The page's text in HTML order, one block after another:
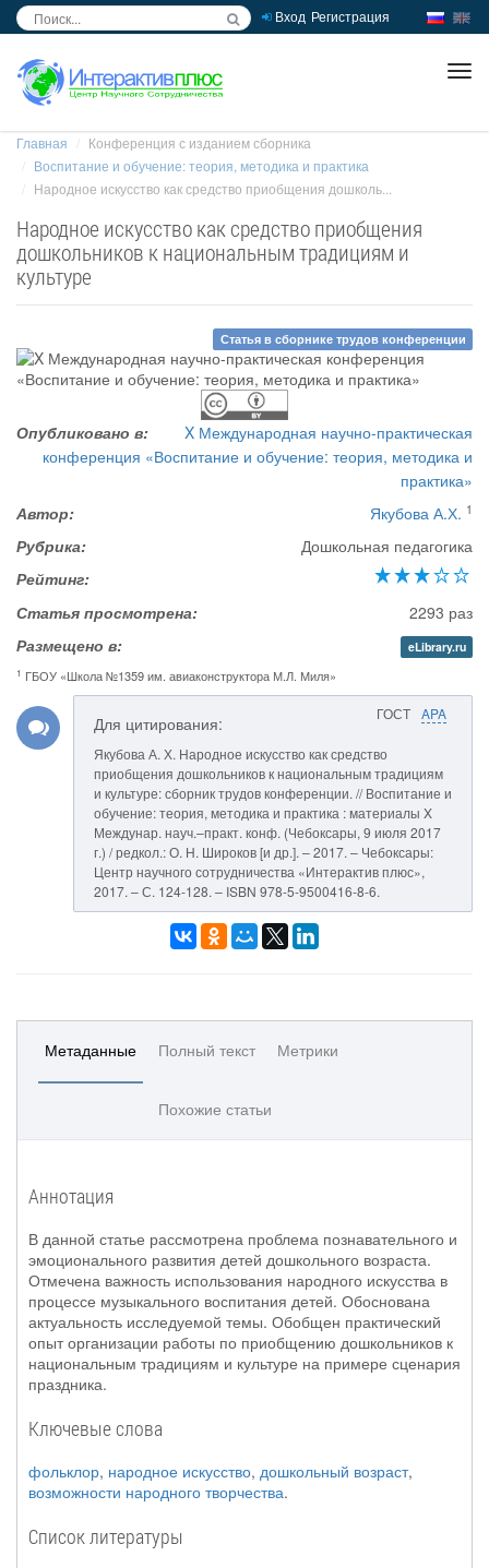
Вход Регистрация
Главная
Конференция с изданием сборника
Воспитание и обучение: теория, методика и практика
Народное искусство как средство приобщения дошколь...
Народное искусство как средство приобщения
дошкольников к национальным традициям и
культуре
Статья в сборнике трудов конференции
Опубликовано в:
X Международная научно-практическая
конференция «Воспитание и обучение: теория, методика и
практика»
Автор:
Якубова А.Х. 1
Рубрика:
Дошкольная педагогика
Рейтинг:
Статья просмотрена:
2293 раз
Размещено в:
eLibrary.ru
1 ГБОУ «Школа №1359 им. авиаконструктора М.Л. Миля»
ГОСТ APA
Для цитирования:
Якубова А. Х. Народное искусство как средство
приобщения дошкольников к национальным традициям
и культуре: сборник трудов конференции. // Воспитание и
обучение: теория, методика и практика : материалы X
Междунар. науч.–практ. конф. (Чебоксары, 9 июля 2017
г.) / редкол.: О. Н. Широков [и др.]. – 2017. – Чебоксары:
Центр научного сотрудничества «Интерактив плюс»,
2017. – С. 124-128. – ISBN 978-5-9500416-8-6.
Метаданные Полный текст Метрики
Похожие статьи
Аннотация
В данной статье рассмотрена проблема познавательного и
эмоционального развития детей дошкольного возраста.
Отмечена важность использования народного искусства в
процессе музыкального воспитания детей. Обоснована
актуальность исследуемой темы. Обобщен практический
опыт организации работы по приобщению дошкольников к
национальным традициям и культуре на примере сценария
праздника.
Ключевые слова
фольклор, народное искусство, дошкольный возраст,
возможности народного творчества.
Список литературы